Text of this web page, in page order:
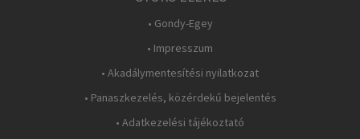
• Gondy-Egey
• Impresszum
• Akadálymentesítési nyilatkozat
• Panaszkezelés, közérdekű bejelentés
• Adatkezelési tájékoztató